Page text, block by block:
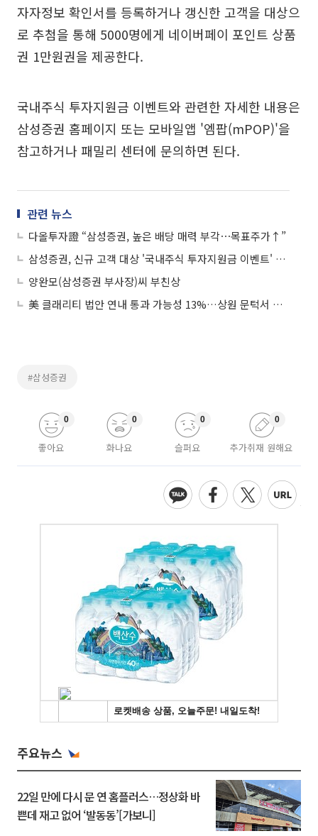
자자정보 확인서를 등록하거나 갱신한 고객을 대상으
로 추첨을 통해 5000명에게 네이버페이 포인트 상품
권 1만원권을 제공한다.
국내주식 투자지원금 이벤트와 관련한 자세한 내용은
삼성증권 홈페이지 또는 모바일앱 '엠팝(mPOP)'을
참고하거나 패밀리 센터에 문의하면 된다.
관련 뉴스
다올투자證 “삼성증권, 높은 배당 매력 부각⋯목표주가↑”
삼성증권, 신규 고객 대상 '국내주식 투자지원금 이벤트' 실시
양완모(삼성증권 부사장)씨 부친상
美 클래리티 법안 연내 통과 가능성 13%…상원 문턱서 제동
#삼성증권
좋아요
0
화나요
0
슬퍼요
0
추가취재 원해요
0
주요뉴스
22일 만에 다시 문 연 홈플러스…정상화 바
쁜데 재고 없어 ‘발동동’[가보니]